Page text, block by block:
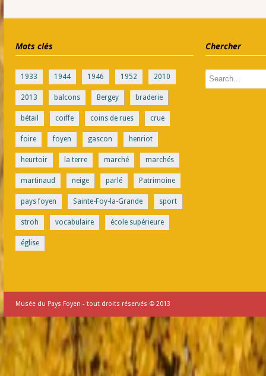
Mots clés
1933 1944 1946 1952 2010
2013 balcons Bergey braderie
bétail coiffe coins de rues crue
foire foyen gascon henriot
heurtoir la terre marché marchés
martinaud neige parlé Patrimoine
pays foyen Sainte-Foy-la-Grande sport
stroh vocabulaire école supérieure
église
Chercher
Musée du Pays Foyen - tout droits réservés © 2013